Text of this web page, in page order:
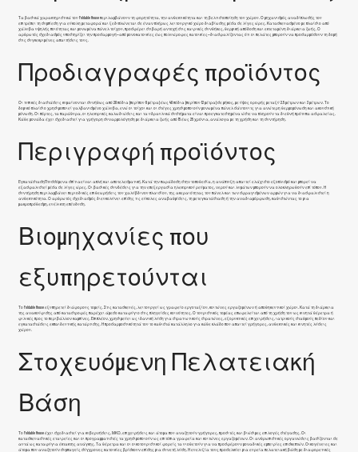
Τα βασικά χαρακτηριστικά του Foldable House περιλαμβάνουν τη φορητότητα, την ανθεκτικότητα και τη βελτιστοποίηση του χώρου. Ο μηχανισμός αναδίπλωσής του
επιτρέπει τη συμπίεση για εύκολη μεταφορά και ξεδιπλώνεται σε έναν πλήρως λειτουργικό χώρο διαβίωσης μέσα σε λίγες ώρες. Κατασκευασμένο με πλαίσιο από
χάλυβα υψηλής ποιότητας και μονωμένα πάνελ τοίχου, προσφέρει στιβαρή αντοχή στις καιρικές συνθήκες, θερμική απόδοση και εκτεταμένη διάρκεια ζωής. Ο
αρθρωτός σχεδιασμός υποστηρίζει την προσαρμογή—από μονοκατοικίες έως πολυώροφες κατοικίες—διασφαλίζοντας ότι οι πελάτες μπορούν να προσαρμόσουν τη δομή
στις συγκεκριμένες απαιτήσεις τους.
Προδιαγραφές προϊόντος
Οι τυπικές διαστάσεις κυμαίνονται συνήθως από 20 πόδια (περίπου 6 μέτρα) έως 40 πόδια (περίπου 12 μέτρα) σε μήκος, με ύψος οροφής μεταξύ 2.5 μέτρων και 3 μέτρων. Το
δομικό πλαίσιο χρησιμοποιεί γαλβανισμένο χάλυβα, ενώ οι τοίχοι και οι στέγες χρησιμοποιούν μονωμένα πάνελ σάντουιτς για ανώτερη θερμομόνωση και ακουστική
μόνωση. Οι πόρτες, τα παράθυρα, οι ηλεκτρικές καλωδιώσεις και τα υδραυλικά συστήματα είναι προεγκατεστημένα ώστε να πληρούν τα διεθνή πρότυπα ασφαλείας.
Κάθε μονάδα έχει σχεδιαστεί για γρήγορη συναρμολόγηση με διάρκεια ζωής από 15 έως 25 χρόνια, ανάλογα με τη χρήση και τη συντήρηση.
Περιγραφή προϊόντος
ΕγκατάστασηΠτυσσόμενα σπίτιαείναι απλή και αποτελεσματική. Κατά την παράδοση στην τοποθεσία, η ανάπτυξη απαιτεί ελάχιστο εξοπλισμό και μπορεί να
εξασφαλιστεί μέσα σε λίγες ώρες. Οι βασικές συνδέσεις για την επεξεργασία ηλεκτρικού ρεύματος, νερού και λυμάτων μπορούν να ολοκληρωθούν επί τόπου. Η
συντήρηση περιλαμβάνει περιοδικές επιθεωρήσεις του χαλύβδινου πλαισίου, της ακεραιότητας του πάνελ και των σφραγισμένων αρμών για να διασφαλιστεί η
ανθεκτικότητα. Ο αρθρωτός σχεδιασμός διευκολύνει επίσης τις εύκολες αναβαθμίσεις, τη μετεγκατάσταση ή την αναδιαμόρφωση, καθιστώντας το μια
μακροπρόθεσμη, ευέλικτη επένδυση.
Βιομηχανίες που
εξυπηρετούνται
Το Foldable House εξυπηρετεί διάφορους τομείς. Στις κατασκευές, λειτουργεί ως γραφείο εργοταξίου, κοιτώνες εργαζομένων ή αποθηκευτικοί χώροι. Κατά τη διάρκεια
της ανακούφισης από καταστροφές παρέχει άμεσο καταφύγιο στις πληγείσες κοινότητες. Ο τουριστικός τομέας επωφελείται από τη χρήση του ως κινητά θέρετρα ή
φιλικές προς το περιβάλλον καμπίνες. Επιπλέον, χρησιμεύει ως ιδανική λύση για στρατιωτικούς στρατώνες, εξορυκτικές επιχειρήσεις, ιατρικούς σταθμούς πεδίου και
εγκαταστάσεις εκπαιδευτικής κατάρτισης. Η προσαρμοστικότητά του το καθιστά κατάλληλο για κάθε κλάδο που απαιτεί γρήγορες, ανθεκτικές και κινητές λύσεις
χώρου.
Στοχευόμενη Πελατειακή
Βάση
Το Foldable House έχει σχεδιαστεί για κυβερνήσεις, ΜΚΟ, επιχειρήσεις και άτομα που αναζητούν γρήγορες, προσιτές και βιώσιμες επιλογές στέγασης. Οι
κατασκευαστικές εταιρείες και οι προγραμματιστές τα χρησιμοποιούν ως επιτόπια γραφεία και κοιτώνες εργαζομένων. Οι ανθρωπιστικές οργανώσεις βασίζονται σε
αυτά ως καταφύγια έκτακτης ανάγκης. Τα θέρετρα και οι οικοτουριστικοί φορείς τα υιοθετούν για να προσφέρουν μοναδικές εμπειρίες επισκεπτών. Οικογένειες και
άτομα που αναζητούν συμπαγείς σύγχρονες κατοικίες βρίσκουν επίσης μια συνετή λύση. Η ευελιξία τους προσελκύει μια ευρεία πελατειακή βάση με διαφορετικές